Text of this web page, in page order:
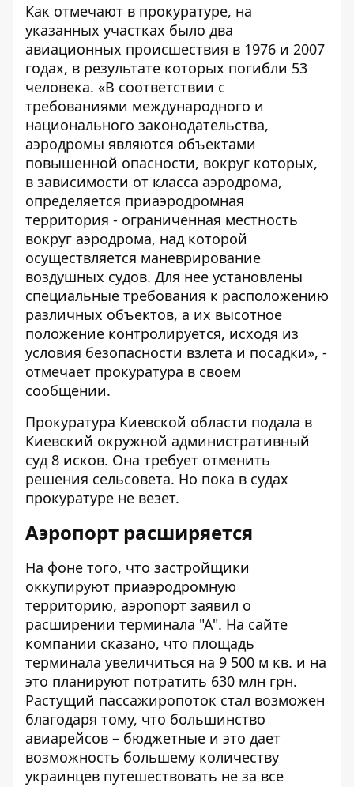
Как отмечают в прокуратуре, на
указанных участках было два
авиационных происшествия в 1976 и 2007
годах, в результате которых погибли 53
человека. «В соответствии с
требованиями международного и
национального законодательства,
аэродромы являются объектами
повышенной опасности, вокруг которых,
в зависимости от класса аэродрома,
определяется приаэродромная
территория - ограниченная местность
вокруг аэродрома, над которой
осуществляется маневрирование
воздушных судов. Для нее установлены
специальные требования к расположению
различных объектов, а их высотное
положение контролируется, исходя из
условия безопасности взлета и посадки», -
отмечает прокуратура в своем
сообщении.
Прокуратура Киевской области подала в
Киевский окружной административный
суд 8 исков. Она требует отменить
решения сельсовета. Но пока в судах
прокуратуре не везет.
Аэропорт расширяется
На фоне того, что застройщики
оккупируют приаэродромную
территорию, аэропорт заявил о
расширении терминала "А". На сайте
компании сказано, что площадь
терминала увеличиться на 9 500 м кв. и на
это планируют потратить 630 млн грн.
Растущий пассажиропоток стал возможен
благодаря тому, что большинство
авиарейсов – бюджетные и это дает
возможность большему количеству
украинцев путешествовать не за все